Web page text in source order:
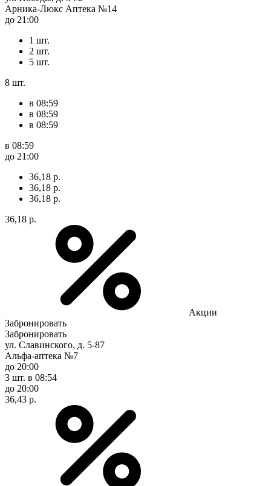
Арника-Люкс Аптека №14
до 21:00
1 шт.
2 шт.
5 шт.
8 шт.
в 08:59
в 08:59
в 08:59
в 08:59
до 21:00
36,18 р.
36,18 р.
36,18 р.
36,18 р.
Акции
Забронировать
Забронировать
ул. Славинского, д. 5-87
Альфа-аптека №7
до 20:00
3 шт. в 08:54
до 20:00
36,43 р.